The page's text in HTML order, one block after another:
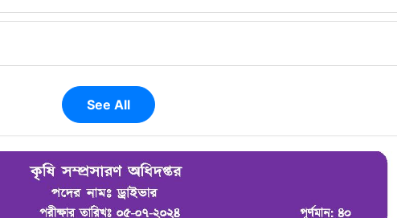
See All